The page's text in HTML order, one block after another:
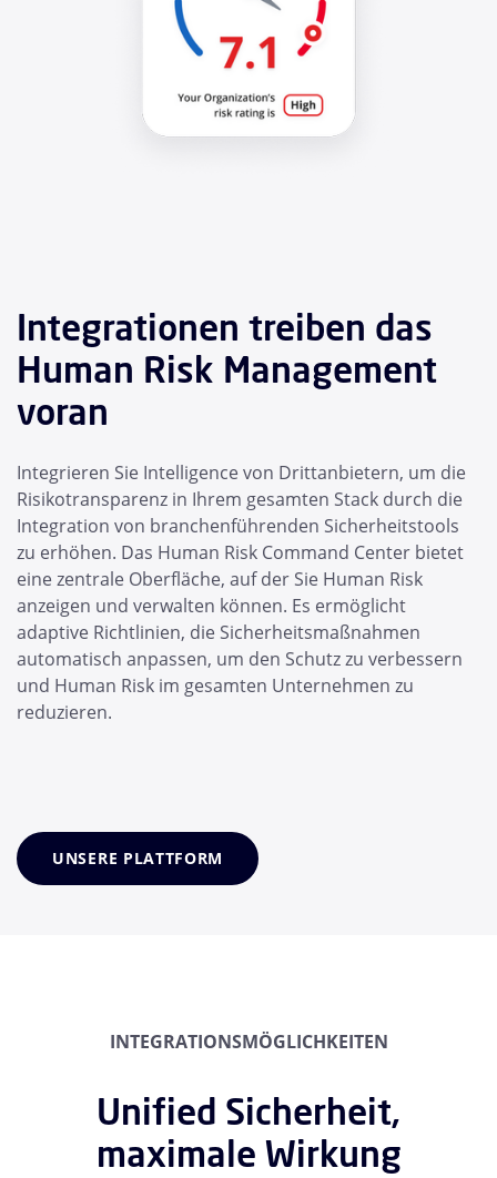
Integrationen treiben das
Human Risk Management
voran
Integrieren Sie Intelligence von Drittanbietern, um die
Risikotransparenz in Ihrem gesamten Stack durch die
Integration von branchenführenden Sicherheitstools
zu erhöhen. Das Human Risk Command Center bietet
eine zentrale Oberfläche, auf der Sie Human Risk
anzeigen und verwalten können. Es ermöglicht
adaptive Richtlinien, die Sicherheitsmaßnahmen
automatisch anpassen, um den Schutz zu verbessern
und Human Risk im gesamten Unternehmen zu
reduzieren.
UNSERE PLATTFORM
INTEGRATIONSMÖGLICHKEITEN
Unified Sicherheit,
maximale Wirkung